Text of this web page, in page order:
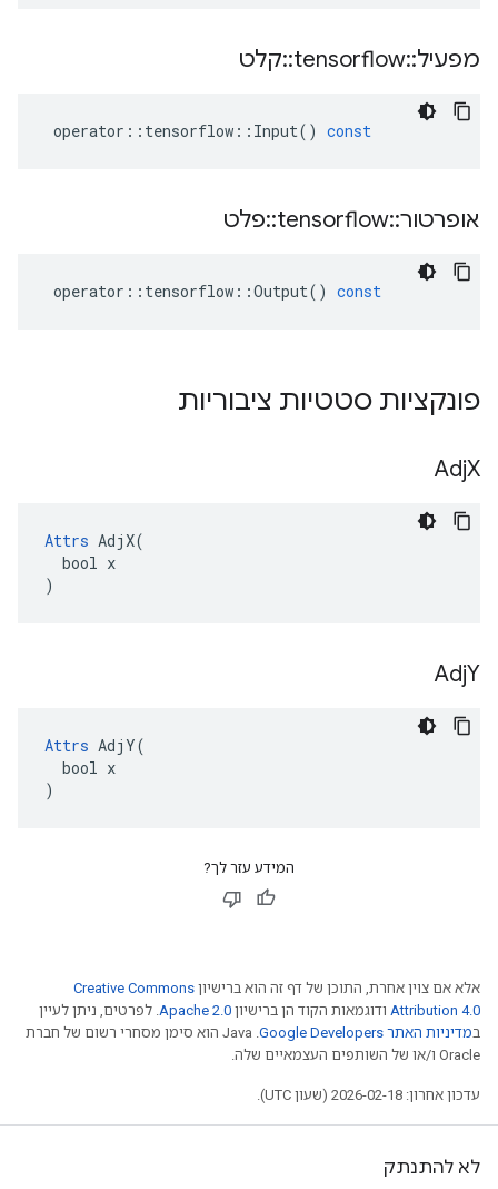
מפעיל::
tensorflow
::קלט
operator :: tensorflow :: Input() const
אופרטור::
tensorflow
::פלט
operator :: tensorflow ::Output() const
פונקציות סטטיות ציבוריות
AdjX
Attrs AdjX(
  bool x
)
AdjY
Attrs AdjY(
  bool x
)
המידע עזר לך?
אלא אם צוין אחרת, התוכן של דף זה הוא ברישיון Creative Commons
Attribution 4.0 ודוגמאות הקוד הן ברישיון Apache 2.0. לפרטים, ניתן לעיין
במדיניות האתר Google Developers‏
.‏ Java הוא סימן מסחרי רשום של חברת
Oracle ו/או של השותפים העצמאיים שלה.
עדכון אחרון: 2026-02-18 (שעון UTC).
לא להתנתק